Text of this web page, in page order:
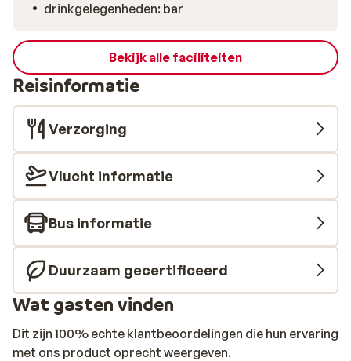
drinkgelegenheden: bar
Bekijk alle faciliteiten
Reisinformatie
Verzorging
Vlucht informatie
Bus informatie
Duurzaam gecertificeerd
Wat gasten vinden
Dit zijn 100% echte klantbeoordelingen die hun ervaring
met ons product oprecht weergeven.